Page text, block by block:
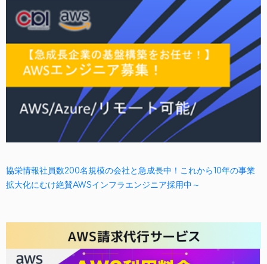
協栄情報社員数200名規模の会社と急成長中！これから10年の事業
拡大化にむけ絶賛AWSインフラエンジニア採用中～